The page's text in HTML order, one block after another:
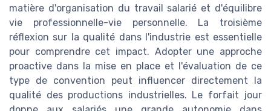
matière d'organisation du travail salarié et d'équilibre
vie professionnelle-vie personnelle. La troisième
réflexion sur la qualité dans l'industrie est essentielle
pour comprendre cet impact. Adopter une approche
proactive dans la mise en place et l'évaluation de ce
type de convention peut influencer directement la
qualité des productions industrielles. Le forfait jour